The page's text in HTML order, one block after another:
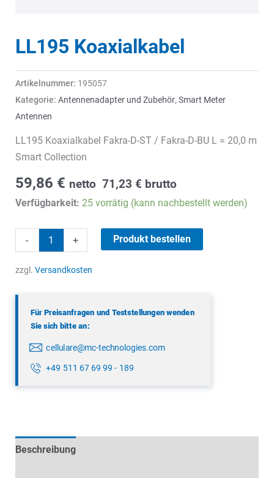
LL195 Koaxialkabel
Artikelnummer: 195057
Kategorie: Antennenadapter und Zubehör,Smart Meter
Antennen
LL195 Koaxialkabel Fakra-D-ST / Fakra-D-BU L = 20,0 m
Smart Collection
59,86 € netto 71,23 € brutto
Verfügbarkeit: 25 vorrätig (kann nachbestellt werden)
-
Koaxialkabel
Menge
+ Produkt bestellen
zzgl. Versandkosten
Für Preisanfragen und Teststellungen wenden
Sie sich bitte an:
cellulare@mc-technologies.com
+49 511 67 69 99 - 189
Beschreibung